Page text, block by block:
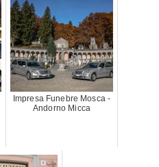
Impresa Funebre Mosca -
Andorno Micca